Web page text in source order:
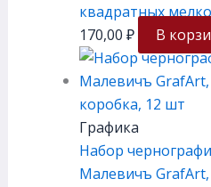
квадратных
170,00 ₽ В
Графика
Набор
Малевичъ GrafArt,